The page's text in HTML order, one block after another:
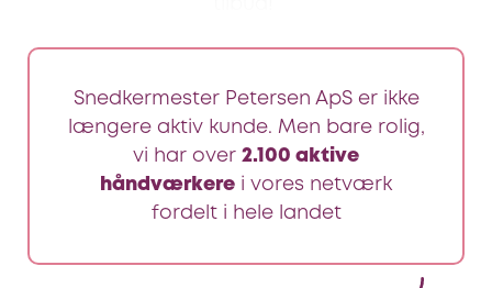
Snedkermester Petersen ApS er ikke
længere aktiv kunde. Men bare rolig,
vi har over 2.100 aktive
håndværkere i vores netværk
fordelt i hele landet